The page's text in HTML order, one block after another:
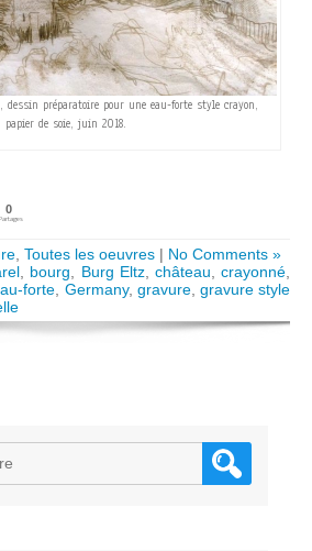
dessin préparatoire pour une eau-forte style crayon,
papier de soie, juin 2018.
0
Partages
Toutes les oeuvres | No Comments »
bourg Burg Eltz, château ,crayonné
forte Germany, gravure, gravure style